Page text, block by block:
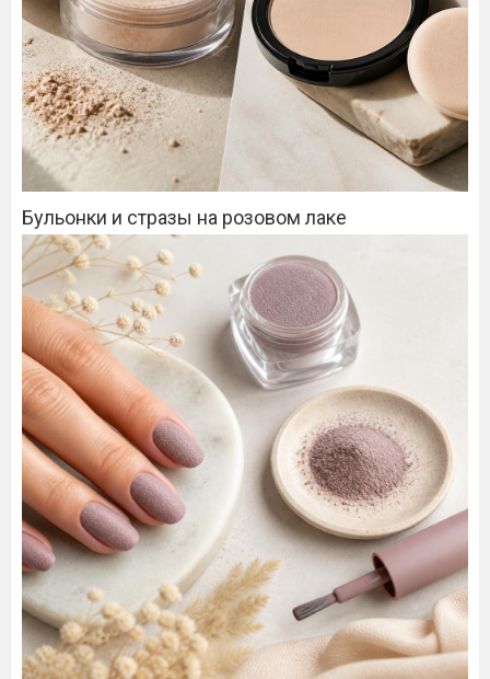
Бульонки и стразы на розовом лаке